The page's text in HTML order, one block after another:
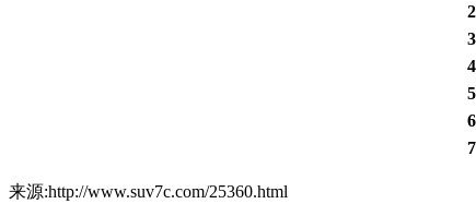
2
3
4
5
6
7
来源:http://www.suv7c.com/25360.html